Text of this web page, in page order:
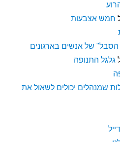
חמש אצבעות
של אנשים בארגונים
גלגל התנופה
שמנהלים יכולים לשאול את